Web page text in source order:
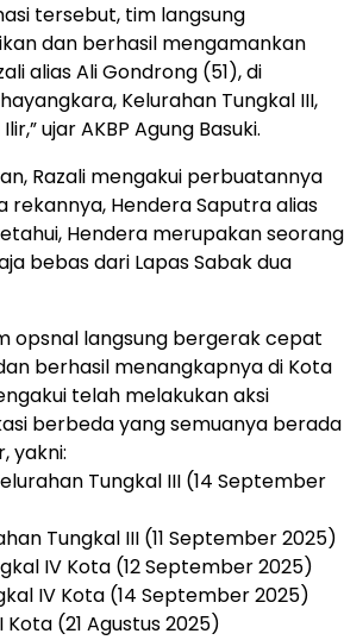
tersebut, tim langsung
dan berhasil mengamankan
alias Ali Gondrong (51), di
Kelurahan Tungkal III,
ujar AKBP Agung Basuki.
Razali mengakui perbuatannya
Hendera Saputra alias
Hendera merupakan seorang
bebas dari Lapas Sabak dua
opsnal langsung bergerak cepat
berhasil menangkapnya di Kota
telah melakukan aksi
berbeda yang semuanya berada
yakni:
Tungkal III (14 September
Tungkal III (11 September 2025)
IV Kota (12 September 2025)
IV Kota (14 September 2025)
(21 Agustus 2025)